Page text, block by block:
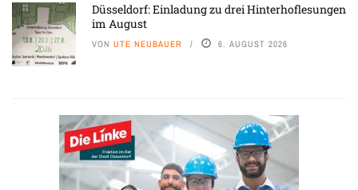
Düsseldorf: Einladung zu drei Hinterhoflesungen
im August
VON UTE NEUBAUER 6. AUGUST 2026